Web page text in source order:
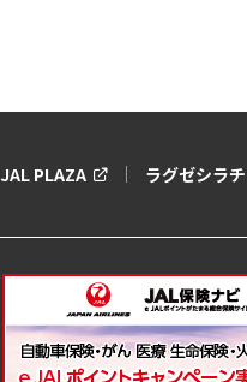
JAL PLAZA ラグゼシラ